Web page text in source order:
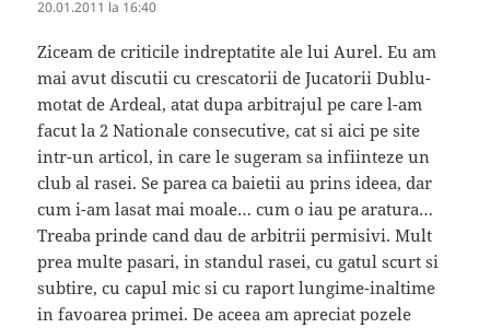
20.01.2011 la 16:40
Ziceam de criticile indreptatite ale lui Aurel. Eu am
mai avut discutii cu crescatorii de Jucatorii Dublu-
motat de Ardeal, atat dupa arbitrajul pe care l-am
facut la 2 Nationale consecutive, cat si aici pe site
intr-un articol, in care le sugeram sa infiinteze un
club al rasei. Se parea ca baietii au prins ideea, dar
cum i-am lasat mai moale… cum o iau pe aratura…
Treaba prinde cand dau de arbitrii permisivi. Mult
prea multe pasari, in standul rasei, cu gatul scurt si
subtire, cu capul mic si cu raport lungime-inaltime
in favoarea primei. De aceea am apreciat pozele